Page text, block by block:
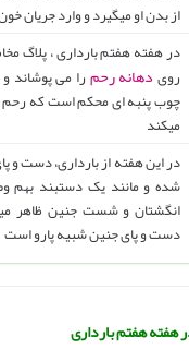
از بدن او میگیرد و وارد جریان
در هفته هفتم بارداری ، پلاگ
رویدهانه رحمرا می پوشاند
چوب پنبه ای محکم است که رحم
میکند
در این هفته از بارداری، دست و
شده و مانند یک دستبند
انگشتان و شست جنین ظاهر
دست و پای جنین شبیه پارو است
هفتم بارداری